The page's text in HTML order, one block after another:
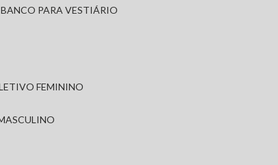
BANCO PARA VESTIÁRIO
FEMININO